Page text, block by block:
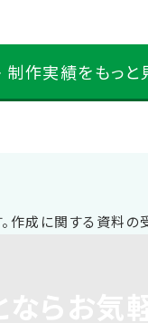
制作実績をもっと